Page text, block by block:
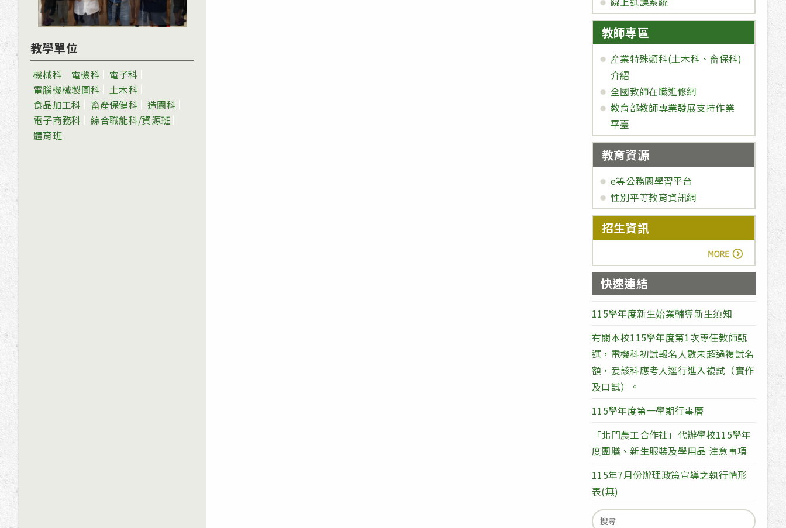
教學單位
機械科 電機科
電子科
電腦機械製圖科
土木科
食品加工科
畜產保健科
造園科
電子商務科
綜合職能科/資源班
體育班
教師專區
產業特殊類科(土木科、畜保科)
介紹
全國教師在職進修網
教育部教師專業發展支持作業
平臺
教育資源
e等公務園學習平台
性別平等教育資訊網
招生資訊
快速連結
115學年度新生始業輔導新生須知
有關本校115學年度第1次專任教師甄
選，電機科初試報名人數未超過複試名
額，爰該科應考人逕行進入複試（實作
及口試）。
115學年度第一學期行事曆
「北門農工合作社」代辦學校115學年
度團膳、新生服裝及學用品 注意事項
115年7月份辦理政策宣導之執行情形
表(無)
Search